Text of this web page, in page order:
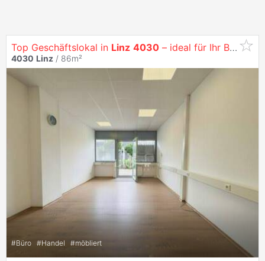
Top Geschäftslokal in Linz 4030 – ideal für Ihr Business!
4030 Linz / 86m²
#Büro #Handel #möbliert